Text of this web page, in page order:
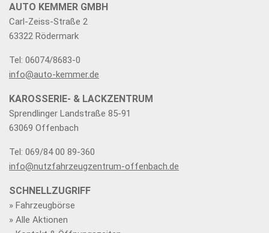
AUTO KEMMER GMBH
Carl-Zeiss-Straße 2
63322 Rödermark
Tel: 06074/8683-0
info@auto-kemmer.de
KAROSSERIE- & LACKZENTRUM
Sprendlinger Landstraße 85-91
63069 Offenbach
Tel: 069/84 00 89-360
info@nutzfahrzeugzentrum-offenbach.de
SCHNELLZUGRIFF
» Fahrzeugbörse
» Alle Aktionen